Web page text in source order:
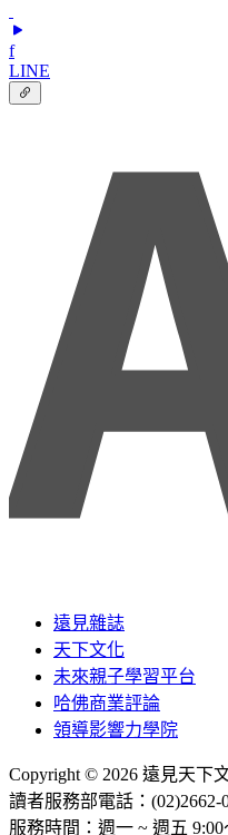
f
LINE
遠見雜誌
天下文化
未來親子學習平台
哈佛商業評論
領導影響力學院
Copyright © 2026 遠見天下
讀者服務部電話：(02)2662-
服務時間：週一 ~ 週五 9:00